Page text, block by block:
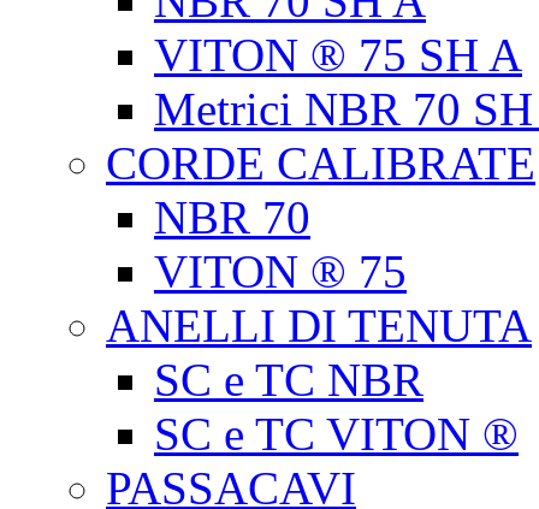
VITON ® 75 SH A
Metrici NBR 70
CORDE CALIBRATE
NBR 70
VITON ® 75
ANELLI DI TENUTA
SC e TC NBR
SC e TC VITON ®
PASSACAVI